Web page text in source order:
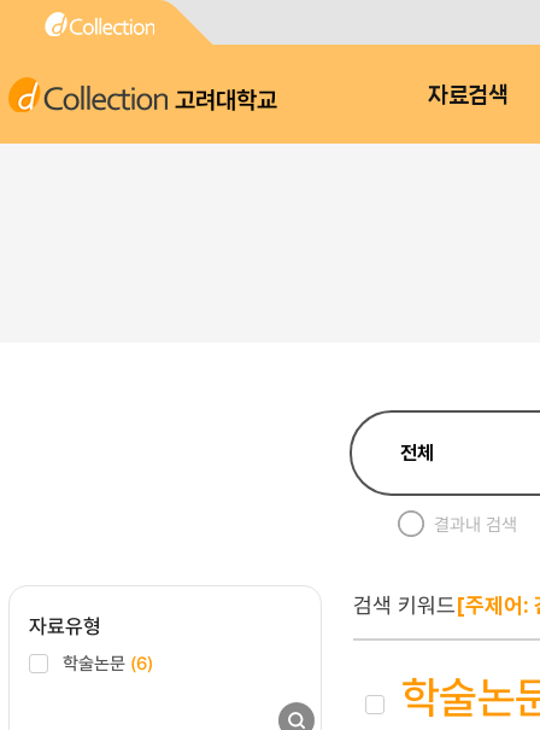
고려대학교 자료검색
결과내 검색
자료유형
학술논문 (6)
검색 키워드[주제어:
학술논